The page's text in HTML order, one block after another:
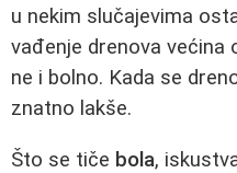
u nekim slučajevima
vađenje drenova većina
ne i bolno. Kada se
znatno lakše.
Što se tiče bola,